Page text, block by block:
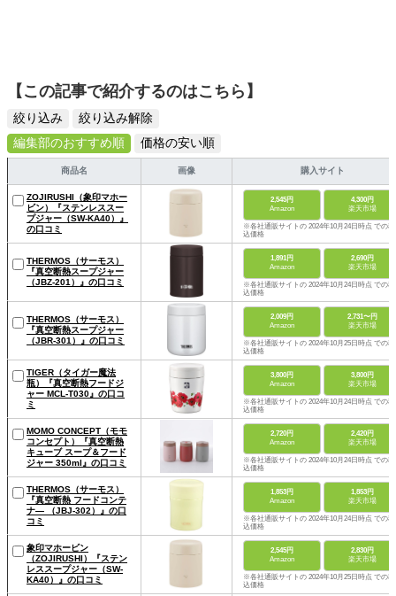
【この記事で紹介するのはこちら】
絞り込み
絞り込み解除
編集部のおすすめ順
価格の安い順
商品名 画像 購入サイト
ZOJIRUSHI（象印マホー
ビン）『ステンレススー
プジャー（SW-KA40）』
の口コミ
2,545円
Amazon
4,300円
楽天市場
※各社通販サイトの 2024年10月24日時点 での税
込価格
THERMOS（サーモス）
『真空断熱スープジャー
（JBZ-201）』の口コミ
1,891円
Amazon
2,690円
楽天市場
※各社通販サイトの 2024年10月24日時点 での税
込価格
THERMOS（サーモス）
『真空断熱スープジャー
（JBR-301）』の口コミ
2,009円
Amazon
2,731〜円
楽天市場
※各社通販サイトの 2024年10月25日時点 での税
込価格
TIGER（タイガー魔法
瓶）『真空断熱フードジ
ャー MCL-T030』の口コ
ミ
3,800円
Amazon
3,800円
楽天市場
※各社通販サイトの 2024年10月24日時点 での税
込価格
MOMO CONCEPT（モモ
コンセプト）『真空断熱
キューブ スープ＆フード
ジャー 350ml』の口コミ
2,720円
Amazon
2,420円
楽天市場
※各社通販サイトの 2024年10月24日時点 での税
込価格
THERMOS（サーモス）
『真空断熱 フードコンテ
ナ― （JBJ-302）』の口
コミ
1,853円
Amazon
1,853円
楽天市場
※各社通販サイトの 2024年10月24日時点 での税
込価格
象印マホービン
（ZOJIRUSHI）『ステン
レススープジャー（SW-
KA40）』の口コミ
2,545円
Amazon
2,830円
楽天市場
※各社通販サイトの 2024年10月25日時点 での税
込価格